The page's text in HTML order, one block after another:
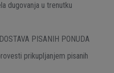
dugovanja u trenutku
PISANIH PONUDA
prikupljanjem pisanih